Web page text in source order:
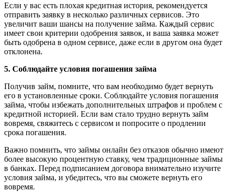
Если у вас есть плохая кредитная история, рекомендуется
отправить заявку в несколько различных сервисов. Это
увеличит ваши шансы на получение займа. Каждый сервис
имеет свои критерии одобрения заявок, и ваша заявка может
быть одобрена в одном сервисе, даже если в другом она будет
отклонена.
5. Соблюдайте условия погашения займа
Получив займ, помните, что вам необходимо будет вернуть
его в установленные сроки. Соблюдайте условия погашения
займа, чтобы избежать дополнительных штрафов и проблем с
кредитной историей. Если вам стало трудно вернуть займ
вовремя, свяжитесь с сервисом и попросите о продлении
срока погашения.
Важно помнить, что займы онлайн без отказов обычно имеют
более высокую процентную ставку, чем традиционные займы
в банках. Перед подписанием договора внимательно изучите
условия займа, и убедитесь, что вы сможете вернуть его
вовремя.